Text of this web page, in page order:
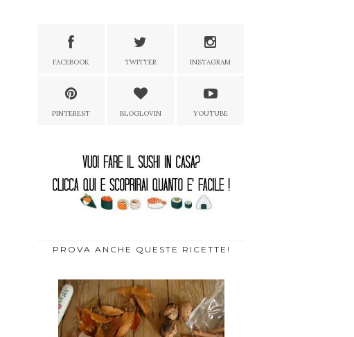
FACEBOOK TWITTER INSTAGRAM
PINTEREST BLOGLOVIN YOUTUBE
PROVA ANCHE QUESTE RICETTE!